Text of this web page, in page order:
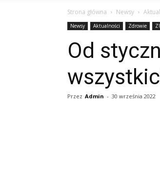
Strona główna Newsy
Newsy Aktualności Zdrowie
Od
Przez Admin - 30 września 2022